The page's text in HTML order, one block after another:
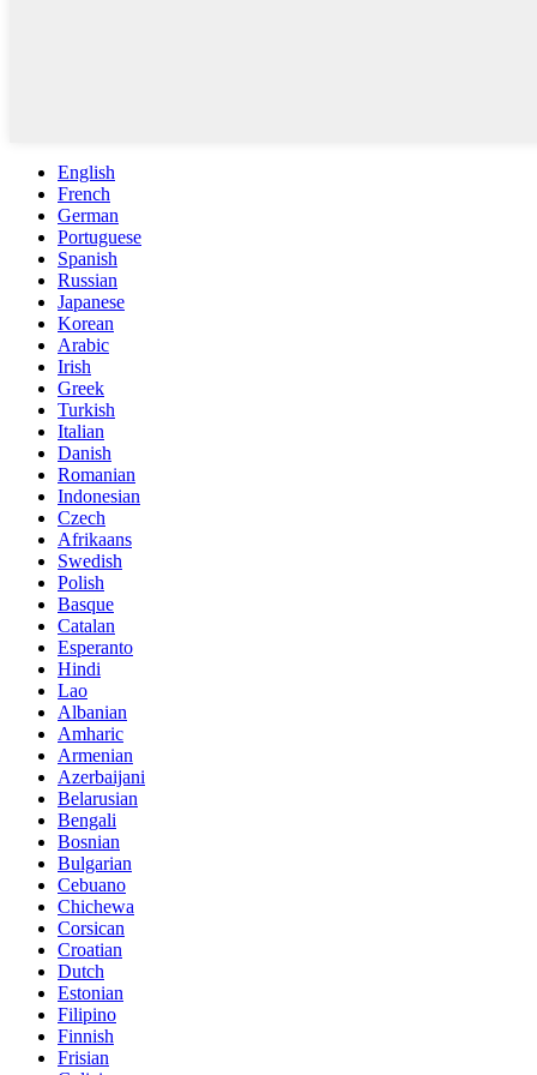
English
French
German
Portuguese
Spanish
Russian
Japanese
Korean
Arabic
Irish
Greek
Turkish
Italian
Danish
Romanian
Indonesian
Czech
Afrikaans
Swedish
Polish
Basque
Catalan
Esperanto
Hindi
Lao
Albanian
Amharic
Armenian
Azerbaijani
Belarusian
Bengali
Bosnian
Bulgarian
Cebuano
Chichewa
Corsican
Croatian
Dutch
Estonian
Filipino
Finnish
Frisian